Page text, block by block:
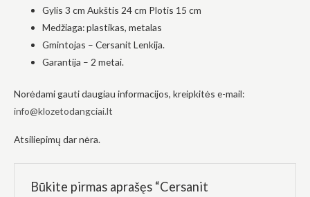
Gylis 3 cm Aukštis 24 cm Plotis 15 cm
Medžiaga: plastikas, metalas
Gmintojas – Cersanit Lenkija.
Garantija – 2 metai.
Norėdami gauti daugiau informacijos, kreipkitės e-mail:
info@klozetodangciai.lt
Atsiliepimų dar nėra.
Būkite pirmas aprašęs “Cersanit
kai kurios
funkcijos iš
išnyks.
Rinkodara
Dalindamiesi
savo
elgesiu, kai
mūsų
padidinate